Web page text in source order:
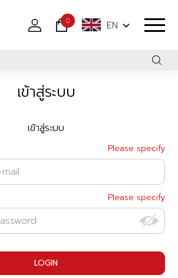
0 EN
เข้าสู่ระบบ
เข้าสู่ระบบ
Please specify
Please specify
LOGIN